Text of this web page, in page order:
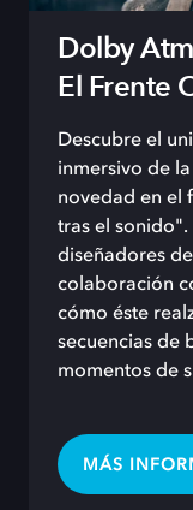
Dolby
El Frente
Descubre el
inmersivo de
novedad en el
tras el sonido".
diseñadores
colaboración
cómo éste
secuencias de
momentos de
MÁS